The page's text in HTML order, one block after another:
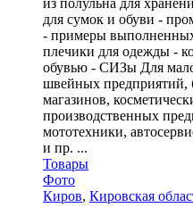
для сумок и обуви -
- примеры
плечики для одежды -
обувью - СИЗы Для
швейных предприятий,
магазинов,
производственных
мототехники,
и пр. ...
Товары
Фото
Киров, Кировская